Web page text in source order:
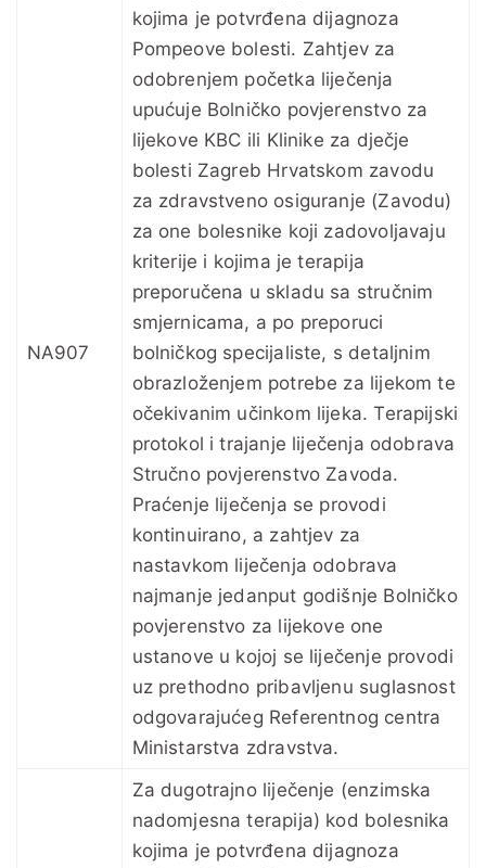
NA907
kojima je potvrđena dijagnoza
Pompeove bolesti. Zahtjev za
odobrenjem početka liječenja
upućuje Bolničko povjerenstvo za
lijekove KBC ili Klinike za dječje
bolesti Zagreb Hrvatskom zavodu
za zdravstveno osiguranje (Zavodu)
za one bolesnike koji zadovoljavaju
kriterije i kojima je terapija
preporučena u skladu sa stručnim
smjernicama, a po preporuci
bolničkog specijaliste, s detaljnim
obrazloženjem potrebe za lijekom te
očekivanim učinkom lijeka. Terapijski
protokol i trajanje liječenja odobrava
Stručno povjerenstvo Zavoda.
Praćenje liječenja se provodi
kontinuirano, a zahtjev za
nastavkom liječenja odobrava
najmanje jedanput godišnje Bolničko
povjerenstvo za lijekove one
ustanove u kojoj se liječenje provodi
uz prethodno pribavljenu suglasnost
odgovarajućeg Referentnog centra
Ministarstva zdravstva.
Za dugotrajno liječenje (enzimska
nadomjesna terapija) kod bolesnika
kojima je potvrđena dijagnoza